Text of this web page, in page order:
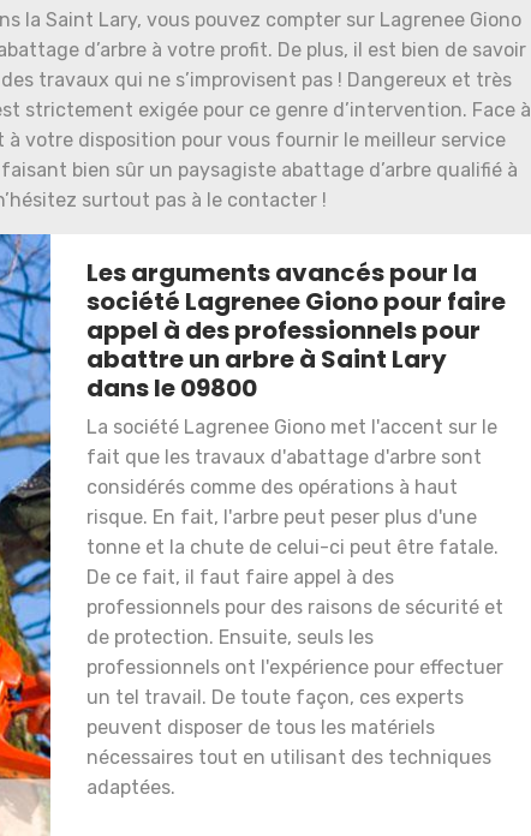
la Saint Lary, vous pouvez compter sur Lagrenee Giono
d’arbre à votre profit. De plus, il est bien de savoir
travaux qui ne s’improvisent pas ! Dangereux et très
strictement exigée pour ce genre d’intervention. Face à
à votre disposition pour vous fournir le meilleur service
bien sûr un paysagiste abattage d’arbre qualifié à
surtout pas à le contacter !
Les arguments avancés pour la
société Lagrenee Giono pour faire
appel à des professionnels pour
abattre un arbre à Saint Lary
dans le 09800
La société Lagrenee Giono met l'accent sur le
fait que les travaux d'abattage d'arbre sont
considérés comme des opérations à haut
risque. En fait, l'arbre peut peser plus d'une
tonne et la chute de celui-ci peut être fatale.
De ce fait, il faut faire appel à des
professionnels pour des raisons de sécurité et
de protection. Ensuite, seuls les
professionnels ont l'expérience pour effectuer
un tel travail. De toute façon, ces experts
peuvent disposer de tous les matériels
nécessaires tout en utilisant des techniques
adaptées.